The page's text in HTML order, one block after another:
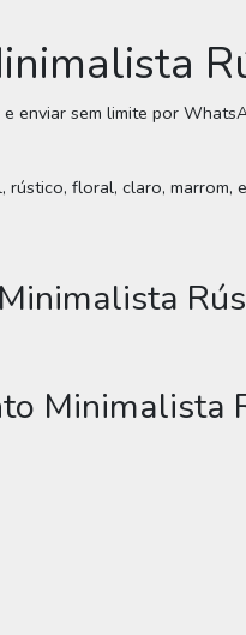
enviar sem limite por
floral, claro, marrom,
Minimalista